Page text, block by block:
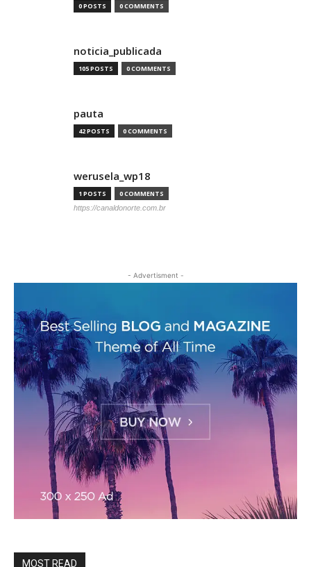
0 POSTS 0 COMMENTS
noticia_publicada
105 POSTS 0 COMMENTS
pauta
42 POSTS 0 COMMENTS
werusela_wp18
1 POSTS 0 COMMENTS
https://canaldonorte.com.br
- Advertisment -
MOST READ